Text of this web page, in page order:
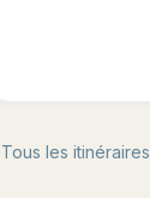
Tous les itinéraires